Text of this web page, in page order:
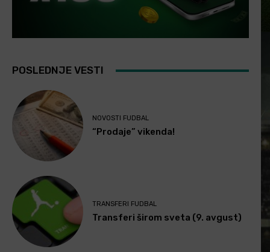
POSLEDNJE VESTI
NOVOSTI FUDBAL
“Prodaje” vikenda!
TRANSFERI FUDBAL
Transferi širom sveta (9. avgust)